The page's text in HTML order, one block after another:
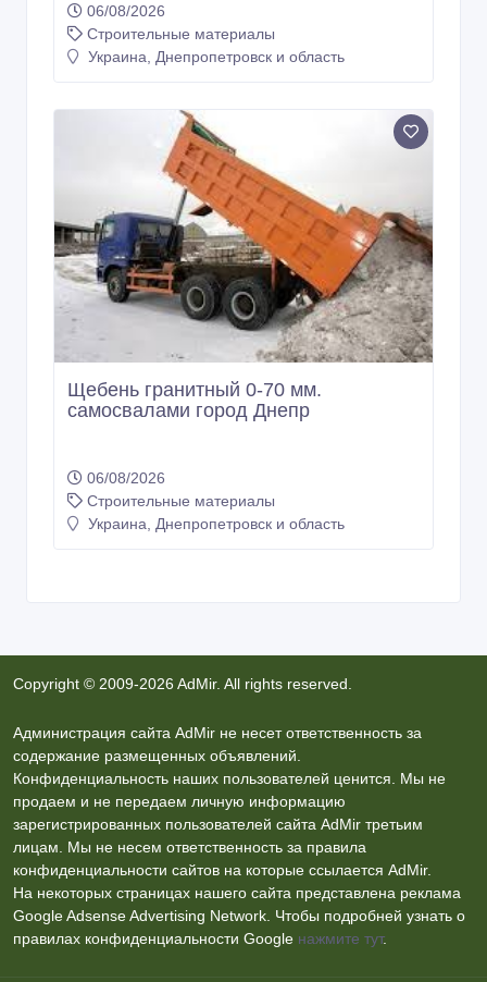
06/08/2026
Строительные материалы
Украина, Днепропетровск и область
Щебень гранитный 0-70 мм.
самосвалами город Днепр
06/08/2026
Строительные материалы
Украина, Днепропетровск и область
Copyright © 2009-2026 AdMir. All rights reserved.
Администрация сайта AdMir не несет ответственность за
содержание размещенных объявлений.
Конфиденциальность наших пользователей ценится. Мы не
продаем и не передаем личную информацию
зарегистрированных пользователей сайта AdMir третьим
лицам. Мы не несем ответственность за правила
конфиденциальности сайтов на которые ссылается AdMir.
На некоторых страницах нашего сайта представлена реклама
Google Adsense Advertising Network. Чтобы подробней узнать о
правилах конфиденциальности Google нажмите тут.